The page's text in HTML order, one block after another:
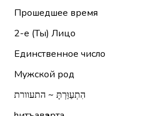
Прошедшее время
2-е (Ты) Лицо
Единственное число
Мужской род
הִתְעַוַּרְתָּ ~ התעוורת